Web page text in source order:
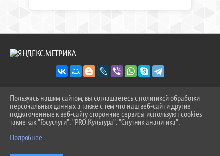
^
2026 Г. SOSH-9TOB.RU
ВХОД
КАРТА САЙТА
СДЕЛАНО НА KUBCMS
Пользуясь нашим сайтом, вы соглашаетесь с политикой обработки
персональных данных а также с тем что наш веб-сайт и другие
подключенные к веб-сайту сторонние сервисы используют cookies
такие как "Госуслуги", "PRO.Культура", "Спутник аналитика".
Подробнее